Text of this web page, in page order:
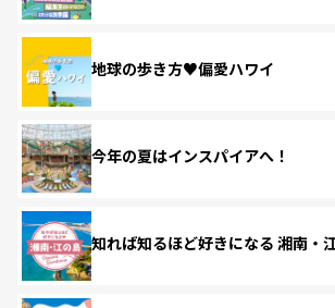
地球の歩き方♥偏愛ハワイ
今年の夏はインスパイアへ！
知れば知るほど好きになる 湘南・